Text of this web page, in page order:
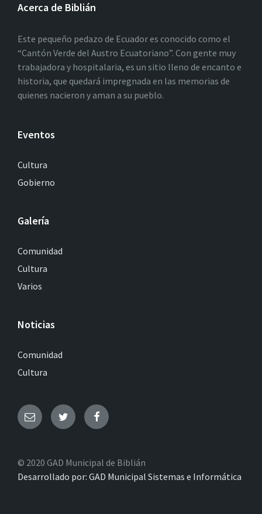
Acerca de Biblián
Este pequeño pedazo de Ecuador es conocido como el
“Cantón Verde del Austro Ecuatoriano”. Con gente muy
trabajadora y hospitalaria, es un sitio lleno de encanto e
historia, que quedará impregnada en las memorias de
quienes nacieron y aman a su pueblo.
Eventos
Cultura
Gobierno
Galería
Comunidad
Cultura
Varios
Noticias
Comunidad
Cultura
© 2020 GAD Municipal de Biblián
Desarrollado por: GAD Municipal Sistemas e Informática